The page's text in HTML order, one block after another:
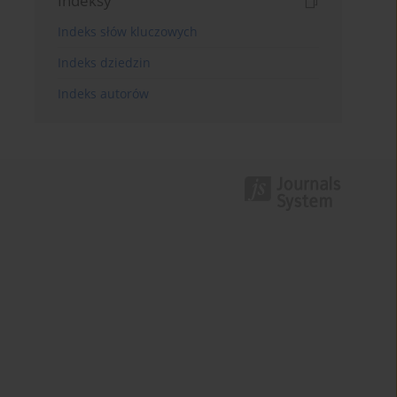
Indeks słów kluczowych
Indeks dziedzin
Indeks autorów